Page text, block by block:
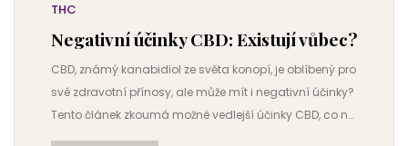
THC
Negativní účinky CBD: Existují vůbec?
CBD, známý kanabidiol ze světa konopí, je oblíbený pro
své zdravotní přínosy, ale může mít i negativní účinky?
Tento článek zkoumá možné vedlejší účinky CBD, co na
to říkají výzkumy, a jak být při užívání opatrní. Naučíte